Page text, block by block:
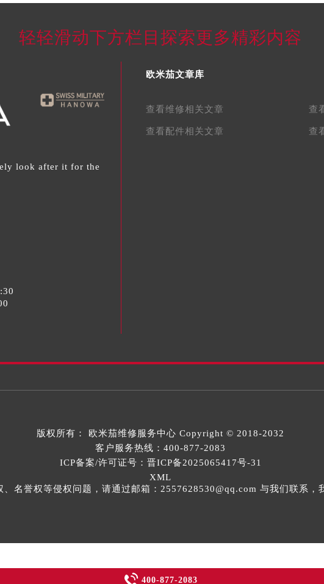
轻轻滑动下方栏目探索更多精彩内容
look after it for the
欧米茄文章库
查看维修相关文章 查
查看配件相关文章 查
版权所有： 欧米茄维修服务中心 Copyright © 2018-2032
客户服务热线： 400-877-2083
ICP备案/许可证号：晋ICP备2025065417号-31
XML
名誉权等侵权问题，请通过邮箱：2557628530@qq.com 与我们联系
 400-877-2083